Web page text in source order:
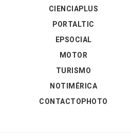
CIENCIAPLUS
PORTALTIC
EPSOCIAL
MOTOR
TURISMO
NOTIMÉRICA
CONTACTOPHOTO